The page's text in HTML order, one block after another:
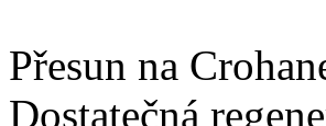
Přesun na
Dostatečná